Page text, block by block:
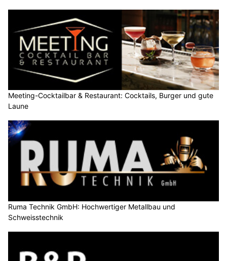
Meeting-Cocktailbar & Restaurant: Cocktails, Burger und gute
Laune
Ruma Technik GmbH: Hochwertiger Metallbau und
Schweisstechnik